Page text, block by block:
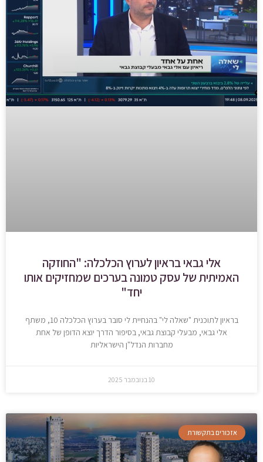
אלי גבאי בראיון לערוץ הכלכלה: "החוזקה
האמיתית של עסק טמונה בערכים שמחזיקים אותו
יחד"
בראיון לתוכנית "שאלה לי" בהנחיית לי סובר בערוץ הכלכלה 10, משתף
אלי גבאי, מבעלי קבוצת גבאי, בסיפור הדרך יוצא הדופן של אחת
מחברות הנדל"ן הישראליות
10 בנובמבר 2025
אזכורים בתקשורת